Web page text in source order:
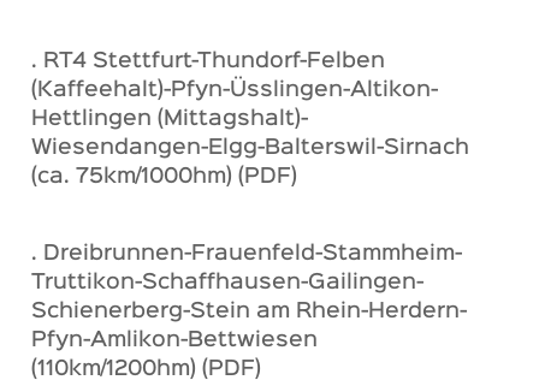
. RT4 Stettfurt-Thundorf-Felben
(Kaffeehalt)-Pfyn-Üsslingen-Altikon-
Hettlingen (Mittagshalt)-
Wiesendangen-Elgg-Balterswil-Sirnach
(ca. 75km/1000hm) (PDF)
. Dreibrunnen-Frauenfeld-Stammheim-
Truttikon-Schaffhausen-Gailingen-
Schienerberg-Stein am Rhein-Herdern-
Pfyn-Amlikon-Bettwiesen
(110km/1200hm) (PDF)